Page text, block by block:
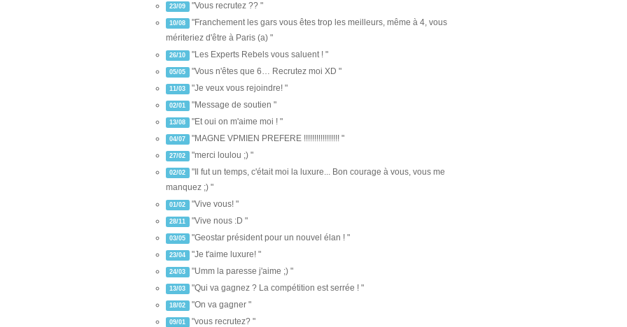
23/09 "Vous recrutez ?? "
10/08 "Franchement les gars vous êtes trop les meilleurs, même à 4, vous
mériteriez d'être à Paris (a) "
26/10 "Les Experts Rebels vous saluent ! "
05/05 "Vous n'êtes que 6… Recrutez moi XD "
11/03 "Je veux vous rejoindre! "
02/01 "Message de soutien "
13/08 "Et oui on m'aime moi ! "
04/07 "MAGNE VPMIEN PREFERE !!!!!!!!!!!!!!!!! "
27/02 "merci loulou ;) "
02/02 "Il fut un temps, c'était moi la luxure... Bon courage à vous, vous me
manquez ;) "
01/02 "Vive vous! "
28/11 "Vive nous :D "
03/05 "Geostar président pour un nouvel élan ! "
23/04 "Je t'aime luxure! "
24/03 "Umm la paresse j'aime ;) "
13/03 "Qui va gagnez ? La compétition est serrée ! "
18/02 "On va gagner "
09/01 "vous recrutez? "